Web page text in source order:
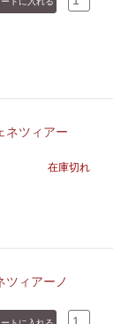
ツィアー
在庫切れ
ツィアーノ